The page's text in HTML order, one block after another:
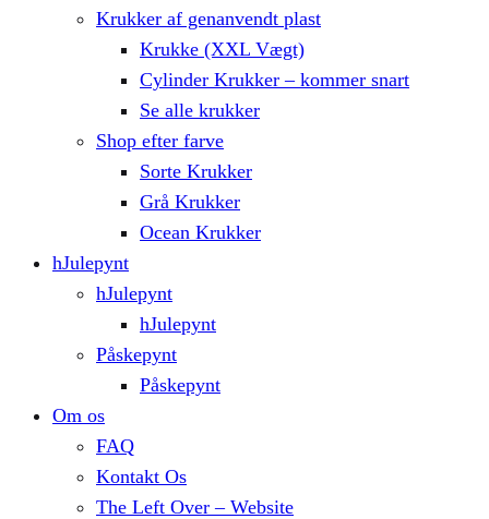
Krukker af genanvendt plast
Krukke (XXL Vægt)
Cylinder Krukker – kommer snart
Se alle krukker
Shop efter farve
Sorte Krukker
Grå Krukker
Ocean Krukker
hJulepynt
hJulepynt
hJulepynt
Påskepynt
Påskepynt
Om os
FAQ
Kontakt Os
The Left Over – Website